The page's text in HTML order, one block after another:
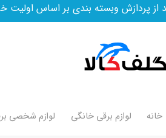
بندی بر اساس اولیت خرید است
خانه لوازم برقی خانگی لوازم شخصی